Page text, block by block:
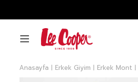
Anasayfa Erkek Giyim Erkek Mont